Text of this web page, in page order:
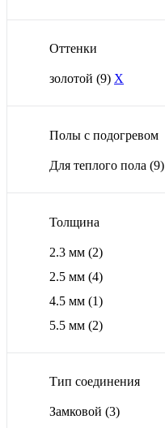
Оттенки
золотой (9) X
Полы с подогревом
Для теплого пола (9)
Толщина
2.3 мм (2)
2.5 мм (4)
4.5 мм (1)
5.5 мм (2)
Тип соединения
Замковой (3)